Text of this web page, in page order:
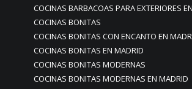
COCINAS BARBACOAS PARA EXTERIORES
COCINAS BONITAS
COCINAS BONITAS CON ENCANTO EN
COCINAS BONITAS EN MADRID
COCINAS BONITAS MODERNAS
COCINAS BONITAS MODERNAS EN MADRID